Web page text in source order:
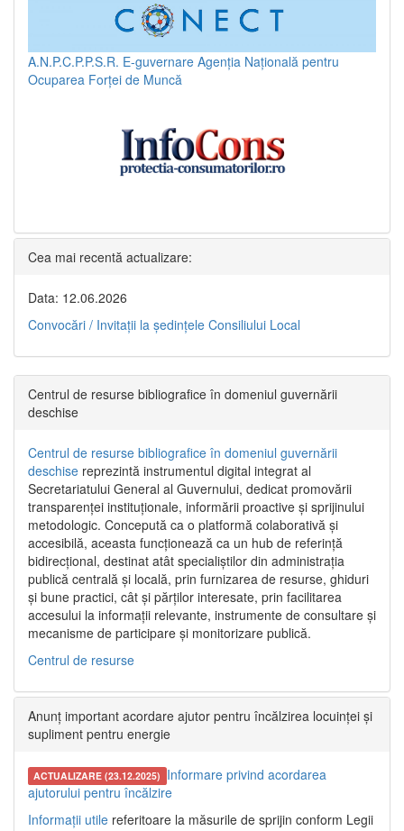
A.N.P.C.P.P.S.R. E-guvernare Agenția Națională pentru
Ocuparea Forței de Muncă
Cea mai recentă actualizare:
Data: 12.06.2026
Convocări / Invitaţii la şedinţele Consiliului Local
Centrul de resurse bibliografice în domeniul guvernării
deschise
Centrul de resurse bibliografice în domeniul guvernării
deschise reprezintă instrumentul digital integrat al
Secretariatului General al Guvernului, dedicat promovării
transparenței instituționale, informării proactive și sprijinului
metodologic. Concepută ca o platformă colaborativă și
accesibilă, aceasta funcționează ca un hub de referință
bidirecțional, destinat atât specialiștilor din administrația
publică centrală și locală, prin furnizarea de resurse, ghiduri
și bune practici, cât și părților interesate, prin facilitarea
accesului la informații relevante, instrumente de consultare și
mecanisme de participare și monitorizare publică.
Centrul de resurse
Anunț important acordare ajutor pentru încălzirea locuinței și
supliment pentru energie
ACTUALIZARE (23.12.2025) Informare privind acordarea
ajutorului pentru încălzire
Informații utile referitoare la măsurile de sprijin conform Legii